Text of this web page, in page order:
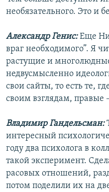
необязательного. Это и
Александр Генис:Еще
враг необходимого”. Я
растущие и
недвусмысленно
свои сайты, то есть те,
своим взглядам, правые
Владимир Гандельсман:
интересный
году два психолога в
такой эксперимент.
расовых отношений,
потом поделили их на